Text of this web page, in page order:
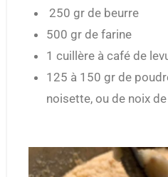
250 gr de beurre
500 gr de farine
1 cuillère à café de
125 à 150 gr de
noisette, ou de noix